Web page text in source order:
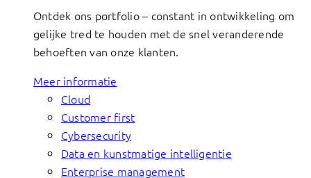
Ontdek ons portfolio – constant in ontwikkeling om
gelijke tred te houden met de snel veranderende
behoeften van onze klanten.
Meer informatie
Cloud
Customer first
Cybersecurity
Data en kunstmatige intelligentie
Enterprise management